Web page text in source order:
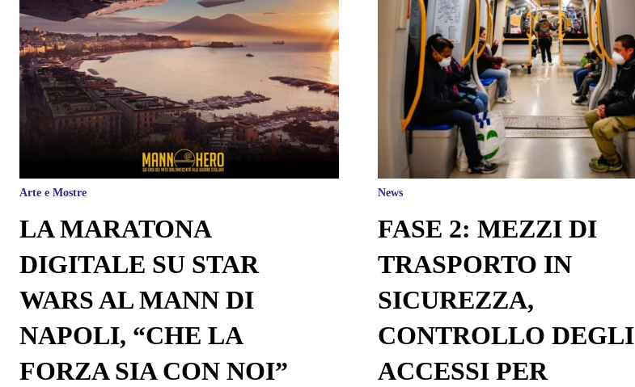
Arte e Mostre
LA MARATONA
DIGITALE SU STAR
WARS AL MANN DI
NAPOLI, “CHE LA
FORZA SIA CON NOI”
News
FASE 2: MEZZI DI
TRASPORTO IN
SICUREZZA,
CONTROLLO DEGLI
ACCESSI PER